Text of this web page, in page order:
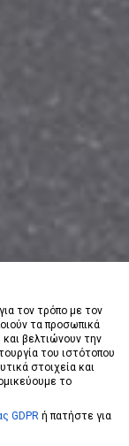
τον τρόπο με τον
τα προσωπικά
βελτιώνουν την
του ιστότοπου
στοιχεία και
το
GDPR ή πατήστε για